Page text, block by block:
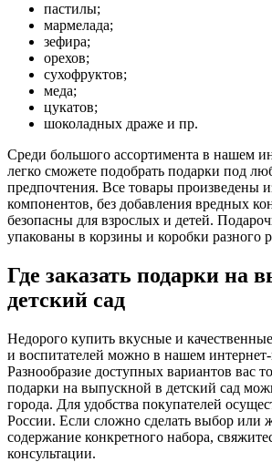
пастилы;
мармелада;
зефира;
орехов;
сухофруктов;
меда;
цукатов;
шоколадных драже и пр.
Среди большого ассортимента в нашем
легко сможете подобрать подарки под
предпочтения. Все товары произведены
компонентов, без добавления вредных
безопасны для взрослых и детей.
упакованы в корзины и коробки разного
Где заказать подарки на
детский сад
Недорого купить вкусные и
и воспитателей можно в нашем интернет-
Разнообразие доступных вариантов вас
подарки на выпускной в детский сад
города. Для удобства покупателей
России. Если сложно сделать выбор или
содержание конкретного набора,
консультации.